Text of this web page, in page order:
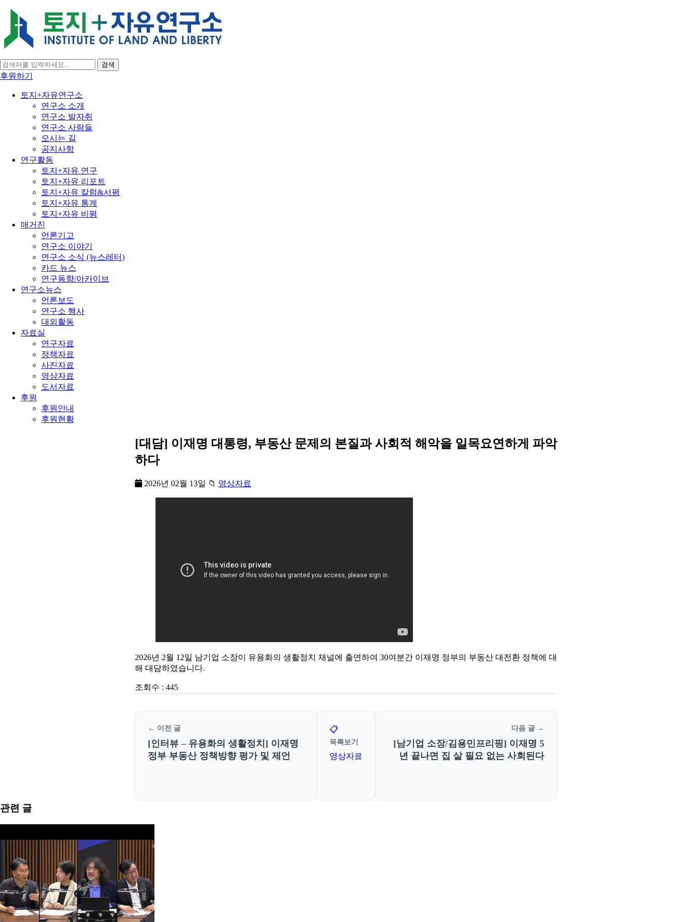
검색
후원하기
토지+자유연구소
연구소 소개
연구소 발자취
연구소 사람들
오시는 길
공지사항
연구활동
토지+자유 연구
토지+자유 리포트
토지+자유 칼럼&서평
토지+자유 통계
토지+자유 비평
매거진
언론기고
연구소 이야기
연구소 소식 (뉴스레터)
카드 뉴스
연구동향/아카이브
연구소뉴스
언론보도
연구소 행사
대외활동
자료실
연구자료
정책자료
사진자료
영상자료
도서자료
후원
후원안내
후원현황
[대담] 이재명 대통령, 부동산 문제의 본질과 사회적 해악을 일목요연하게 파악
하다
2026년 02월 13일 📁 영상자료
2026년 2월 12일 남기업 소장이 유용화의 생활정치 채널에 출연하여 30여분간 이재명 정부의 부동산 대전환 정책에 대
해 대담하였습니다.
조회수 : 445
← 이전 글
[인터뷰 – 유용화의 생활정치] 이재명
정부 부동산 정책방향 평가 및 제언
📋
목록보기
영상자료
다음 글 →
[남기업 소장/김용민프리핑] 이재명 5
년 끝나면 집 살 필요 없는 사회된다
관련 글